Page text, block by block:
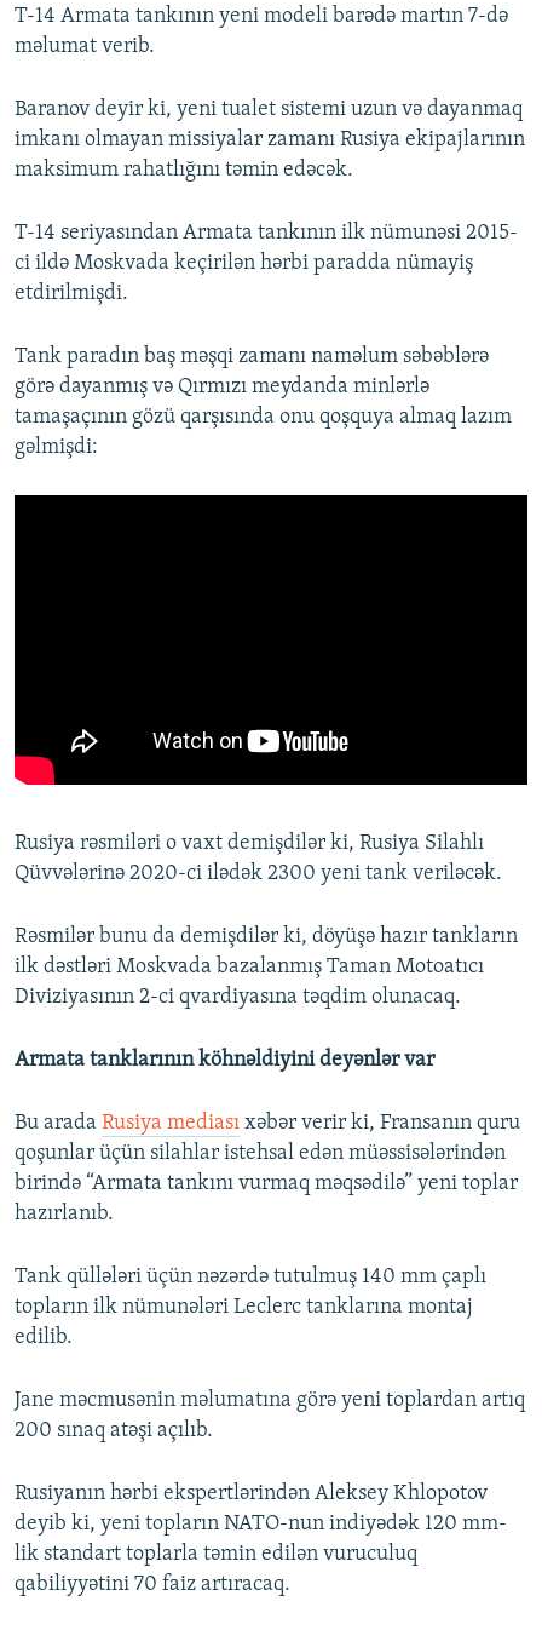
T-14 Armata tankının yeni modeli barədə martın 7-də
məlumat verib.
Baranov deyir ki, yeni tualet sistemi uzun və dayanmaq
imkanı olmayan missiyalar zamanı Rusiya ekipajlarının
maksimum rahatlığını təmin edəcək.
T-14 seriyasından Armata tankının ilk nümunəsi 2015-
ci ildə Moskvada keçirilən hərbi paradda nümayiş
etdirilmişdi.
Tank paradın baş məşqi zamanı naməlum səbəblərə
görə dayanmış və Qırmızı meydanda minlərlə
tamaşaçının gözü qarşısında onu qoşquya almaq lazım
gəlmişdi:
Rusiya rəsmiləri o vaxt demişdilər ki, Rusiya Silahlı
Qüvvələrinə 2020-ci ilədək 2300 yeni tank veriləcək.
Rəsmilər bunu da demişdilər ki, döyüşə hazır tankların
ilk dəstləri Moskvada bazalanmış Taman Motoatıcı
Diviziyasının 2-ci qvardiyasına təqdim olunacaq.
Armata tanklarının köhnəldiyini deyənlər var
Bu arada Rusiya mediası xəbər verir ki, Fransanın quru
qoşunlar üçün silahlar istehsal edən müəssisələrindən
birində “Armata tankını vurmaq məqsədilə” yeni toplar
hazırlanıb.
Tank qüllələri üçün nəzərdə tutulmuş 140 mm çaplı
topların ilk nümunələri Leclerc tanklarına montaj
edilib.
Jane məcmusənin məlumatına görə yeni toplardan artıq
200 sınaq atəşi açılıb.
Rusiyanın hərbi ekspertlərindən Aleksey Khlopotov
deyib ki, yeni topların NATO-nun indiyədək 120 mm-
lik standart toplarla təmin edilən vuruculuq
qabiliyyətini 70 faiz artıracaq.